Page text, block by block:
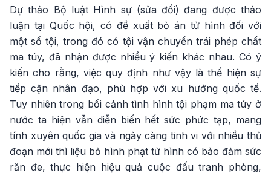
Dự thảo Bộ luật Hình sự (sửa đổi) đang được thảo
luận tại Quốc hội, có đề xuất bỏ án tử hình đối với
một số tội, trong đó có tội vận chuyển trái phép chất
ma túy, đã nhận được nhiều ý kiến khác nhau. Có ý
kiến cho rằng, việc quy định như vậy là thể hiện sự
tiếp cận nhân đạo, phù hợp với xu hướng quốc tế.
Tuy nhiên trong bối cảnh tình hình tội phạm ma túy ở
nước ta hiện vẫn diễn biến hết sức phức tạp, mang
tính xuyên quốc gia và ngày càng tinh vi với nhiều thủ
đoạn mới thì liệu bỏ hình phạt tử hình có bảo đảm sức
răn đe, thực hiện hiệu quả cuộc đấu tranh phòng,